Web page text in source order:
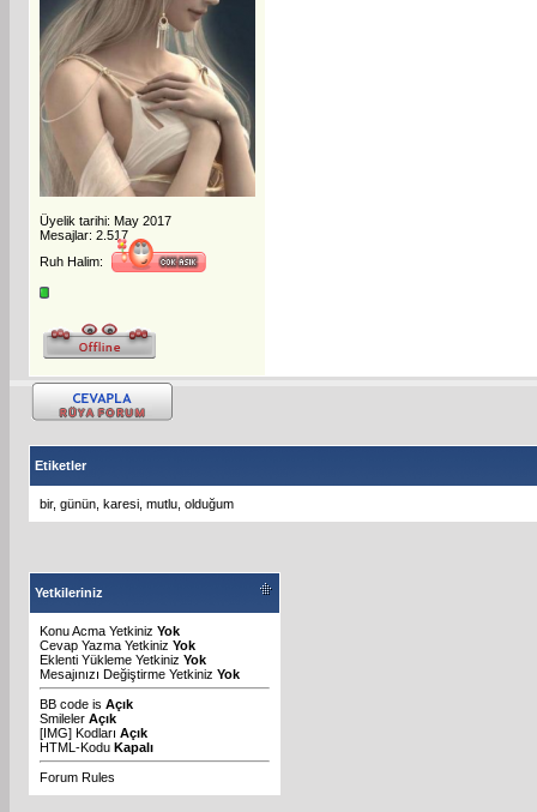
Üyelik tarihi: May 2017
Mesajlar: 2.517
Ruh Halim:
Etiketler
bir, günün karesi mutlu olduğum
Yetkileriniz
Konu Acma Yetkiniz Yok
Cevap Yazma Yetkiniz Yok
Eklenti Yükleme Yetkiniz Yok
Mesajınızı Değiştirme Yetkiniz Yok
BB code is Açık
Smileler Açık
[IMG] Kodları Açık
HTML-Kodu Kapalı
Forum Rules